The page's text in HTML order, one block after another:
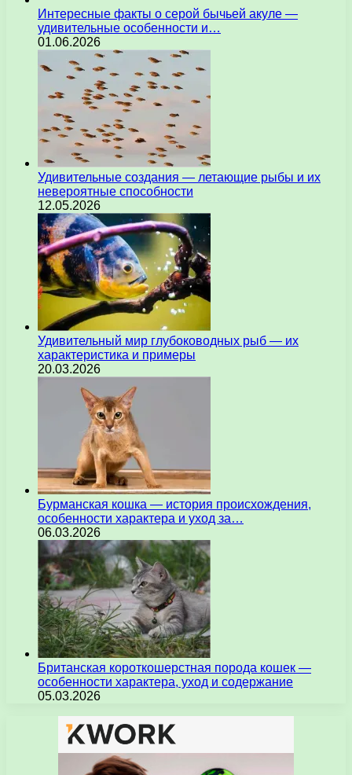
Интересные факты о серой бычьей акуле —
удивительные особенности и…
01.06.2026
Удивительные создания — летающие рыбы и их
невероятные способности
12.05.2026
Удивительный мир глубоководных рыб — их
характеристика и примеры
20.03.2026
Бурманская кошка — история происхождения,
особенности характера и уход за…
06.03.2026
Британская короткошерстная порода кошек —
особенности характера, уход и содержание
05.03.2026